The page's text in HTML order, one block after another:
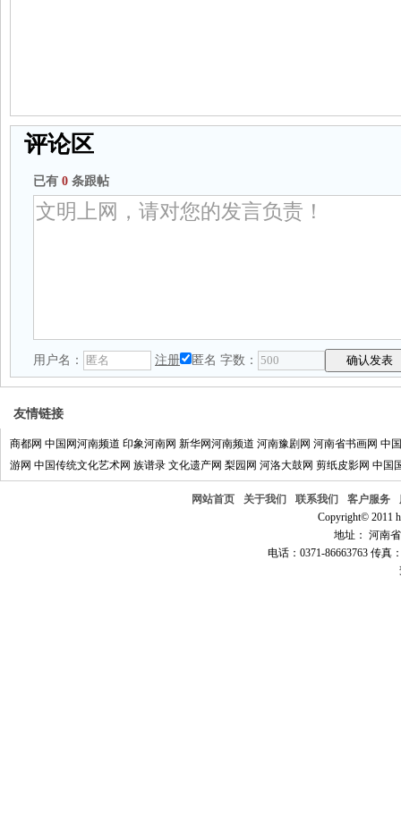
评论区
已有 0 条跟帖
用户名： 注册 匿名 字数：
友情链接
商都网 中国网河南频道 印象河南网 新华网河南频道 河南豫剧网 河南省书画网 中
游网 中国传统文化艺术网 族谱录 文化遗产网 梨园网 河洛大鼓网 剪纸皮影网 中国
网站首页 关于我们 联系我们 客户服务
Copyright© 2011
地址： 河南
电话：0371-86663763 传真